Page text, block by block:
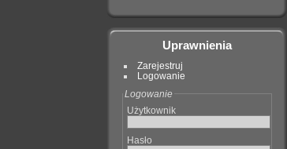
Uprawnienia
Zarejestruj
Logowanie
Logowanie
Użytkownik
Hasło